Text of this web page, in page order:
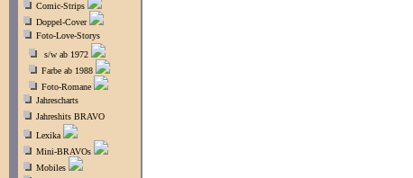
Comic-Strips
Doppel-Cover
Foto-Love-Storys
s/w ab 1972
Farbe ab 1988
Foto-Romane
Jahrescharts
Jahreshits BRAVO
Lexika
Mini-BRAVOs
Mobiles